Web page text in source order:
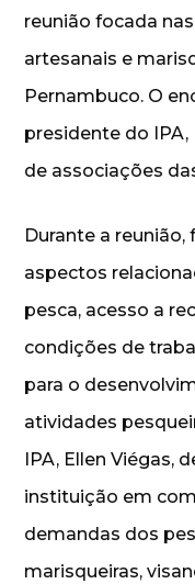
reunião focada
artesanais e
Pernambuco. O
presidente do IPA,
de associações
Durante a
aspectos
pesca, acesso a
condições de
para o
atividades
IPA, Ellen Viégas,
instituição em
demandas dos
marisqueiras,